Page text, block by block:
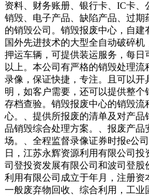
资料、财务账册、银行卡、IC卡
销毁、电子产品、缺陷产品、过
的销毁公司。销毁报废中心，自建
国外先进技术的大型全自动破碎
押运车辆，可提供装运服务，每
以上。本公司有严格的销毁处理
录像，保证快捷，专注。且可以开
明，如客户需要，还可以提供整
存档查验。销毁报废中心的销毁流
心。、提供所报废的清单及对产
品销毁综合处理方案。、报废产品
场。、全程监督录像证券时报e公
日，江苏永辉资源利用有限公司
司登投资发展有限公司和波司登
利用有限公司成立于年月，注册
一般废弃物回收、综合利用，工业